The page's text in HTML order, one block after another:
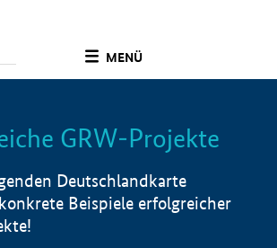
MENÜ
Info
GRW-Projekte
Deutschlandkarte
Beispiele erfolgreicher